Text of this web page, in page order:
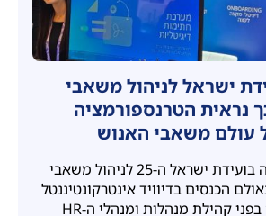
ישראל לניהול משאבי
2026: כך נראית הטרנספורמציה
עולם משאבי האנוש
קונסיסט השתתפה בועידת ישראל ה-25 לניהול משאבי
הכנסים בדיוויד אינטרקונטיננטל
בתל אביב, והציגה בפני קהילת מנהלות ומנהלי ה-HR